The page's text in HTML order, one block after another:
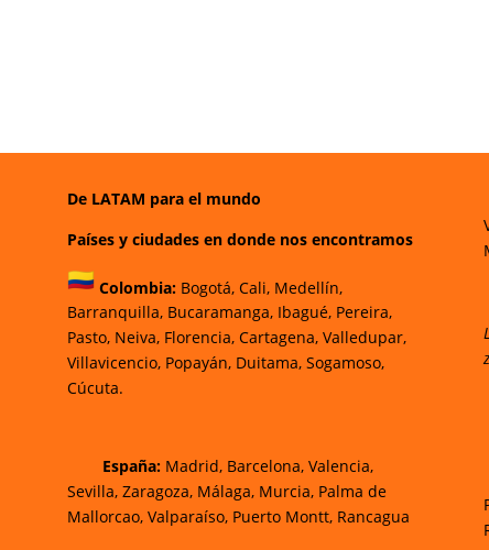
De LATAM para el mundo
Países y ciudades en donde nos encontramos
Colombia: Bogotá,Cali, Medellín,
Barranquilla,Bucaramanga,Ibagué,Pereira,
Pasto, Neiva, Florencia, Cartagena, Valledupar,
Villavicencio,Popayán, Duitama, Sogamoso,
Cúcuta.
España: Madrid, Barcelona, Valencia,
Sevilla, Zaragoza, Málaga, Murcia, Palma de
Mallorcao, Valparaíso, Puerto Montt, Rancagua